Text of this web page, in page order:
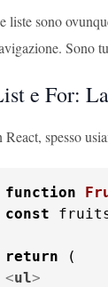
liste sono
Sono
e For:
React, spesso
function
const
return
<ul>